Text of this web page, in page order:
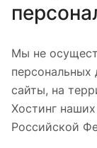
Мы не
персональных
сайты, на
Хостинг
Российской